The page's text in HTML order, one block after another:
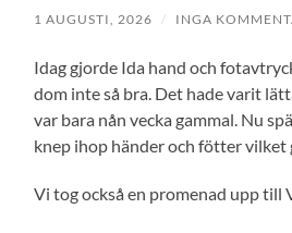
1 AUGUSTI, 2026 / INGA
Idag gjorde Ida hand och
dom inte så bra. Det hade varit
var bara nån vecka gammal. Nu
knep ihop händer och fötter
Vi tog också en promenad upp till